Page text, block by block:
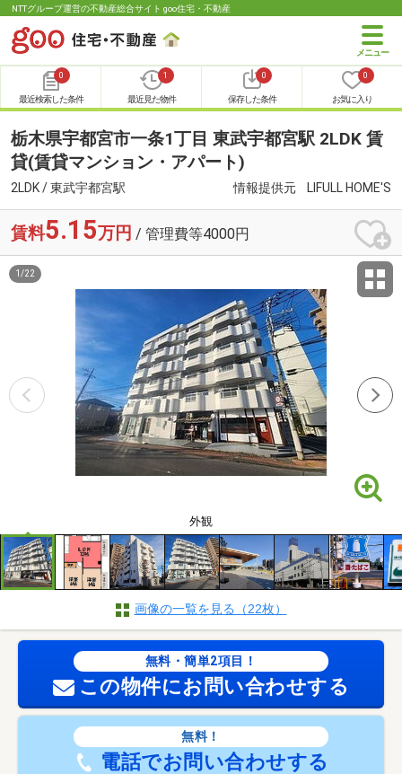
NTTグループ運営の不動産総合サイト goo住宅・不動産
0
最近検索した条件
1
最近見た物件
0
保存した条件
0
お気に入り
栃木県宇都宮市一条1丁目 東武宇都宮駅 2LDK 賃
貸(賃貸マンション・アパート)
2LDK / 東武宇都宮駅 情報提供元 LIFULL HOME'S
賃料5.15万円 / 管理費等4000円
外観
1 /22
画像の一覧を見る（22枚）
無料・簡単2項目！
この物件にお問い合わせする
無料！
電話でお問い合わせする